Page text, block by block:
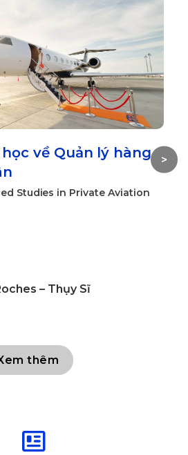
về Quản lý hàng
Studies in Private Aviation
– Thụy Sĩ
>
thêm